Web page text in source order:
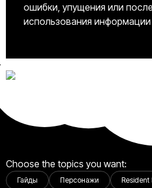
ошибки, упущения или
использования информации
Choose the topics you want:
Гайды Персонажи Resident